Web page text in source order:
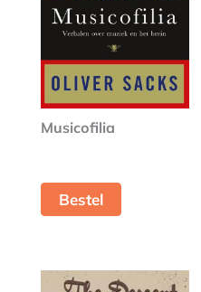
Musicofilia
Bestel